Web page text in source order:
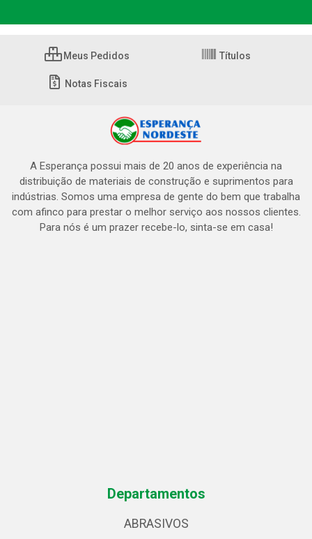
Meus Pedidos Títulos
Notas Fiscais
A Esperança possui mais de 20 anos de experiência na
distribuição de materiais de construção e suprimentos para
indústrias. Somos uma empresa de gente do bem que trabalha
com afinco para prestar o melhor serviço aos nossos clientes.
Para nós é um prazer recebe-lo, sinta-se em casa!
Departamentos
ABRASIVOS